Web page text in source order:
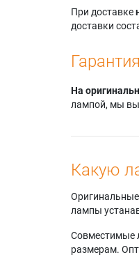
При доставке
доставки
Гарантия
На
лампой, мы
Какую
лампы
Совместимые
размерам.